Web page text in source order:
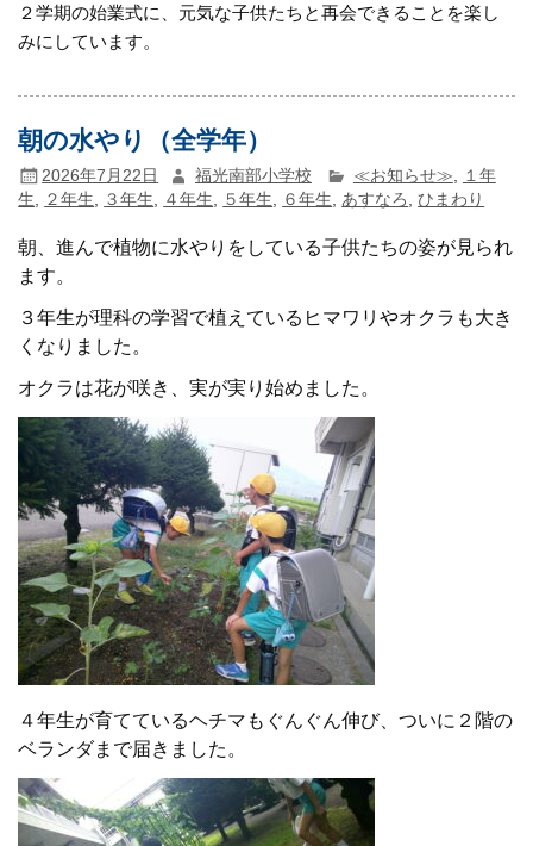
２学期の始業式に、元気な子供たちと再会できることを楽し
みにしています。
朝の水やり（全学年）
2026年7月22日 福光南部小学校 ≪お知らせ≫
１年
生, ２年生, ３年生, ４年生, ５年生, ６年生, あすなろ ,ひまわり
朝、進んで植物に水やりをしている子供たちの姿が見られ
ます。
３年生が理科の学習で植えているヒマワリやオクラも大き
くなりました。
オクラは花が咲き、実が実り始めました。
４年生が育てているヘチマもぐんぐん伸び、ついに２階の
ベランダまで届きました。